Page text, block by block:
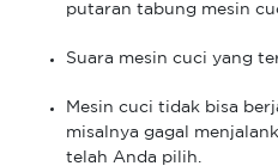
putaran tabung mesin
Suara mesin cuci yang
Mesin cuci tidak bisa
misalnya gagal
telah Anda pilih.